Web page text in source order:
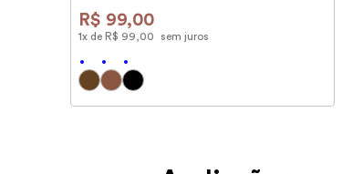
R$ 99,00
1x de R$ 99 00 sem juros